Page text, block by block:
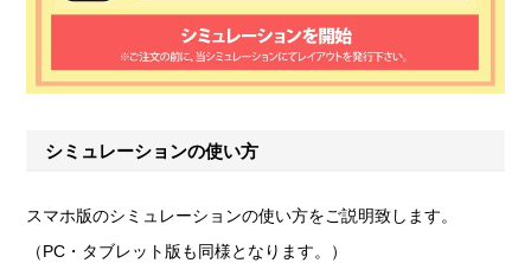
シミュレーションの使い方
スマホ版のシミュレーションの使い方をご説明致します。
（PC・タブレット版も同様となります。）